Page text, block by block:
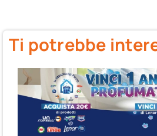
Ti potrebbe